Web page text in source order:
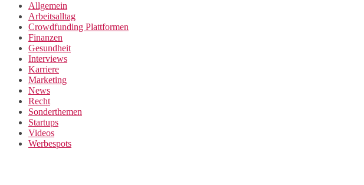
Allgemein
Arbeitsalltag
Crowdfunding Plattformen
Finanzen
Gesundheit
Interviews
Karriere
Marketing
News
Recht
Sonderthemen
Startups
Videos
Werbespots